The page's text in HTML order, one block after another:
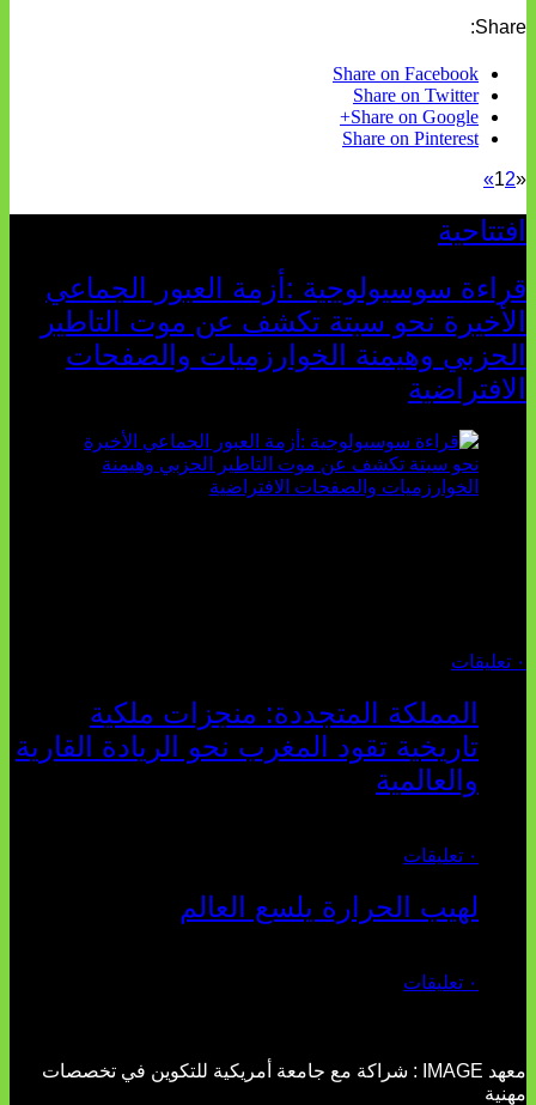
Share:
Share on Facebook
Share on Twitter
Share on Google+
Share on Pinterest
«
12
»
افتتاحية
قراءة سوسيولوجية :أزمة العبور الجماعي
الأخيرة نحو سبتة تكشف عن موت التاطير
الحزبي وهيمنة الخوارزميات والصفحات
الافتراضية
٠ تعليقات
المملكة المتجددة: منجزات ملكية
تاريخية تقود المغرب نحو الريادة القارية
والعالمية
٠ تعليقات
لهيب الحرارة يلسع العالم
٠ تعليقات
معهد IMAGE : شراكة مع جامعة أمريكية للتكوين في تخصصات
مهنية